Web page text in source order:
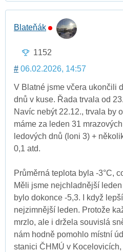
Blateňák
1152
# 06.02.2026, 14:57
V Blatné jsme včera ukončili
dnů v kuse. Řada trvala od
Navíc nebýt 22.12., trvala by
máme za leden 31
ledových dnů (loni 3) +
0,1 atd.
Průměrná teplota byla -3°C,
Měli jsme nejchladnější
bylo dokonce -5,3. I když
nejzimnější leden. Protože
mrzlo, ale i držela souvislá
nám hodně pomohlo místní
stanici ČHMÚ v